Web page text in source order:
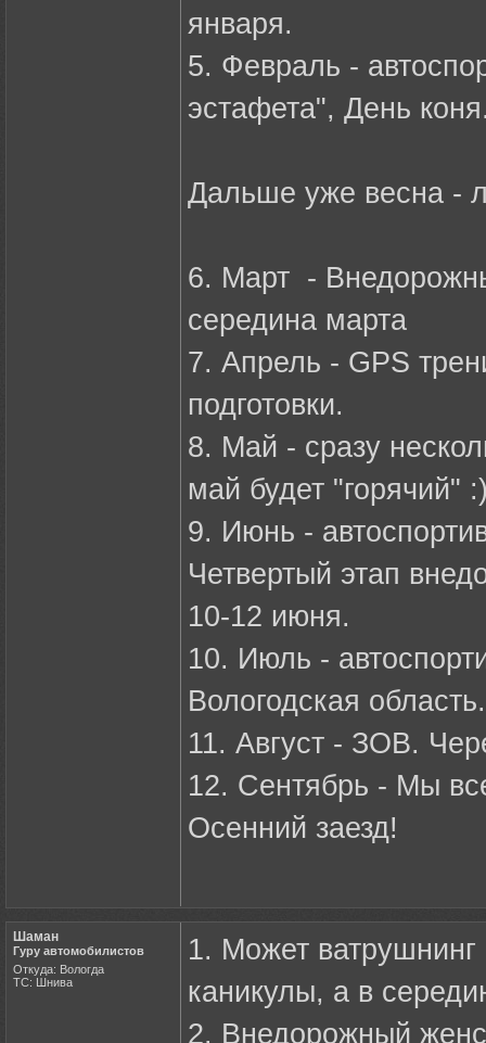
января.
5. Февраль -
эстафета", День
Дальше уже весна -
6. Март -
середина марта
7. Апрель - GPS
подготовки.
8. Май - сразу
май будет "горячий"
9. Июнь -
Четвертый этап
10-12 июня.
10. Июль -
Вологодская
11. Август - ЗОВ.
12. Сентябрь - Мы
Осенний заезд!
Шаман
Гуру автомобилистов
Откуда: Вологда
ТС: Шнива
1. Может ватрушнинг
каникулы, а в
2. Внедорожный